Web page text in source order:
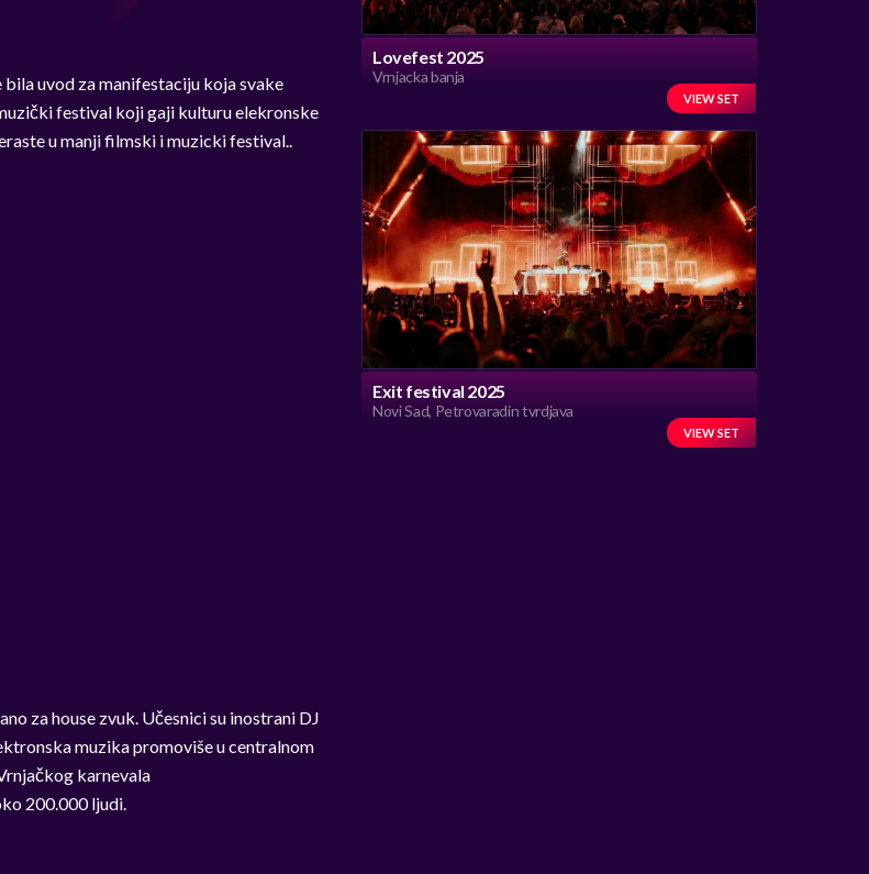
uvod za manifestaciju koja svake
festival koji gaji kulturu elekronske
u manji filmski i muzicki festival..
za house zvuk. Učesnici su inostrani DJ
muzika promoviše u centralnom
karnevala
200.000 ljudi.
Lovefest 2025
Vrnjacka banja
VIEW SET
Exit festival 2025
Novi Sad, Petrovaradin tvrdjava
VIEW SET